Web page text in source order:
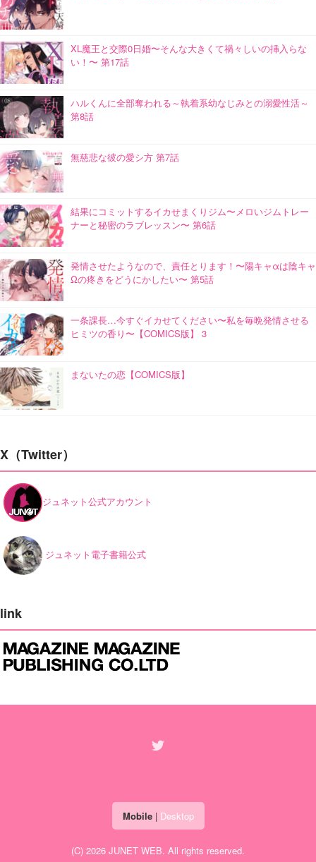
XL魔王と交際0日婚〜そんな大きくて禍々しいの挿入らな
い！〜 第17話
ハルくんに全部奪われる～執着系幼なじみとの溺愛性活～
第8話
無慈悲な彼の愛シ方 第7話
結果にコミットするイカせまくりジム〜メロいジムトレー
ナーと秘密のラブレッスン〜 第6話
発情させたようなので、責任とります！〜陽キャαは陰キャ
Ωの疼きをどうにかしたい〜 第5話
一条課長…今すぐイカせてください〜私を毎晩発情させる
ヒミツの香り〜【COMICS版】 3
まないたの恋【COMICS版】
X（Twitter）
ジュネット公式アカウント
ジュネット電子書籍公式
link
Mobile| Desktop
(C) 2026 JUNET WEB. All rights reserved.